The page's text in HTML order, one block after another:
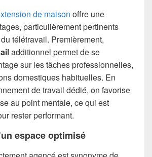
de maison offre une
particulièrement pertinents
télétravail. Premièrement,
additionnel permet de se
sur les tâches professionnelles,
domestiques habituelles. En
de travail dédié, on favorise
au point mentale, ce qui est
rester performant.
espace optimisé